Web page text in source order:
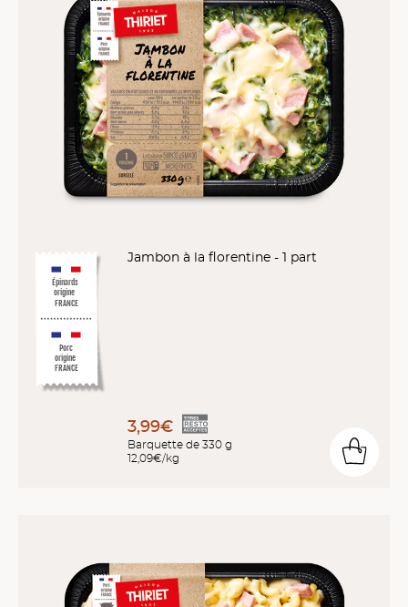
Épinards
origine
FRANCE
Porc
origine
FRANCE
Jambon à la florentine - 1 part
3,99€
Barquette de 330 g
12,09€/kg